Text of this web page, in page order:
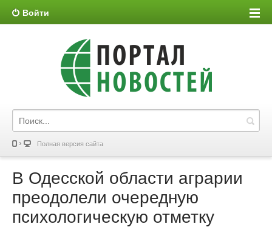
Войти
Полная версия сайта
В Одесской области аграрии
преодолели очередную
психологическую отметку